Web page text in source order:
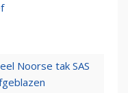
Noorse tak SAS